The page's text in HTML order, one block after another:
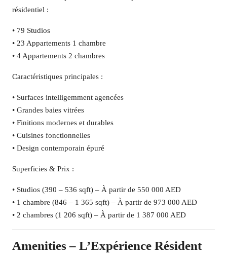
résidentiel :
• 79 Studios
• 23 Appartements 1 chambre
• 4 Appartements 2 chambres
Caractéristiques principales :
• Surfaces intelligemment agencées
• Grandes baies vitrées
• Finitions modernes et durables
• Cuisines fonctionnelles
• Design contemporain épuré
Superficies & Prix :
• Studios (390 – 536 sqft) – À partir de 550 000 AED
• 1 chambre (846 – 1 365 sqft) – À partir de 973 000 AED
• 2 chambres (1 206 sqft) – À partir de 1 387 000 AED
Amenities – L’Expérience Résident